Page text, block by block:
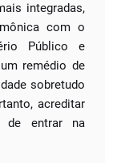
integradas,
com o
Público e
remédio de
sobretudo
acreditar
de entrar na